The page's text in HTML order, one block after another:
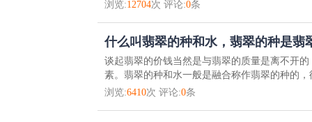
浏览:12704次 评论:0条
什么叫翡翠的种和水，翡翠的种是翡
谈起翡翠的价钱当然是与翡翠的质量是离不开
素。翡翠的种和水一般是融合称作翡翠的种的
浏览:6410次 评论:0条